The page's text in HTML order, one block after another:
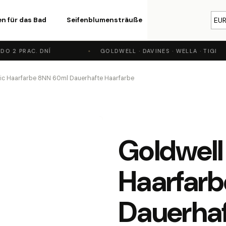
für das Bad Seifenblumensträuße EUR
2 PRAC. DNÍ GOLDWELL · DAVINES · WELLA · TIGI
Haarfarbe 8NN 60ml Dauerhafte Haarfarbe
Was suchen Sie?